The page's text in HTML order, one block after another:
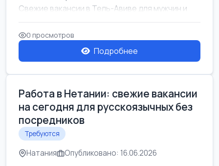
Свежие вакансии в Тель-Авиве для мужчин и
женщин от хозя...
0 просмотров
Подробнее
Работа в Нетании: свежие вакансии
на сегодня для русскоязычных без
посредников
Требуются
Натания Опубликовано: 16.06.2026